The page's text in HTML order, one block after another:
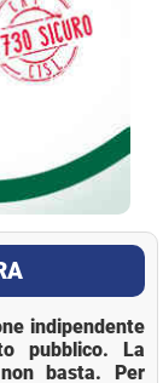
indipendente
pubblico. La
basta. Per